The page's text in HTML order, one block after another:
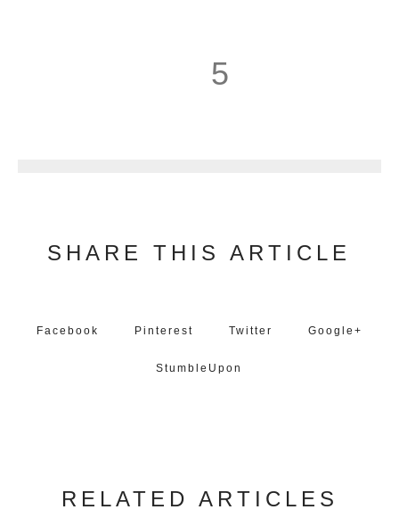
5
SHARE THIS ARTICLE
Facebook Pinterest Twitter Google+
StumbleUpon
RELATED ARTICLES